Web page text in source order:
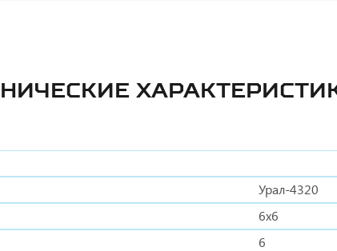
Урал-4320
6x6
6